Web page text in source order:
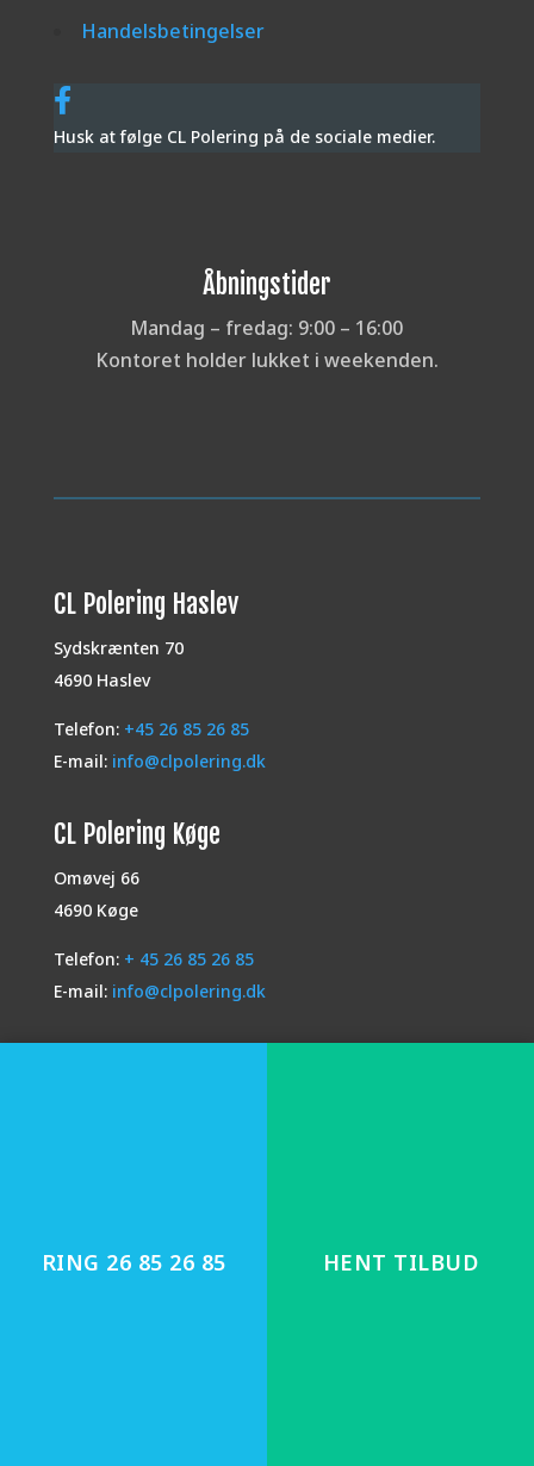
Handelsbetingelser
Husk at følge CL Polering på de sociale medier.
Åbningstider
Mandag – fredag: 9:00 – 16:00
Kontoret holder lukket i weekenden.
CL Polering Haslev
Sydskrænten 70
4690 Haslev
Telefon: +45 26 85 26 85
E-mail: info@clpolering.dk
CL Polering Køge
Omøvej 66
4690 Køge
Telefon: + 45 26 85 26 85
E-mail: info@clpolering.dk
RING 26 85 26 85 HENT TILBUD